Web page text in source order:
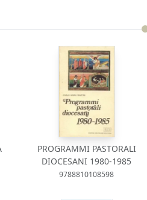
PROGRAMMI PASTORALI
DIOCESANI 1980-1985
9788810108598